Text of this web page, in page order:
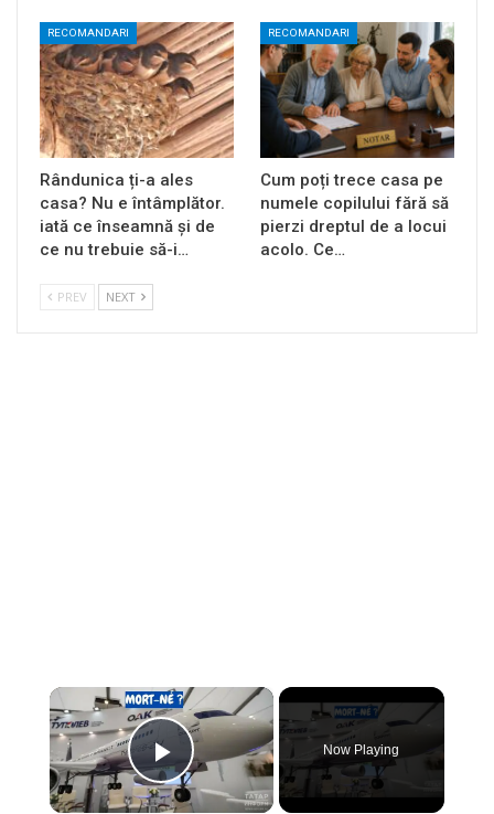
RECOMANDARI
Rândunica ți-a ales
casa? Nu e întâmplător.
iată ce înseamnă și de
ce nu trebuie să-i…
RECOMANDARI
Cum poți trece casa pe
numele copilului fără să
pierzi dreptul de a locui
acolo. Ce…
PREV NEXT
×
PLAY
Now Playing